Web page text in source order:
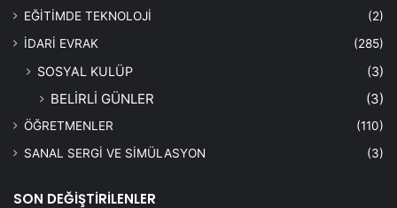
EĞİTİMDE TEKNOLOJİ
(2)
İDARİ EVRAK
(285)
SOSYAL KULÜP (3)
BELİRLİ GÜNLER (3)
ÖĞRETMENLER
(110)
SANAL SERGİ VE SİMÜLASYON
(3)
SON DEĞİŞTİRİLENLER